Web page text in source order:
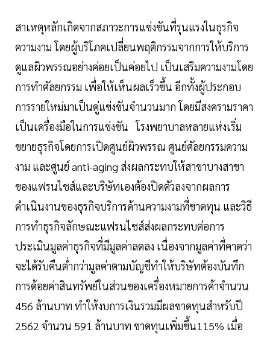
สาเหตุหลักเกิดจากสภาวะการแข่งขันที่รุนแรงในธุรกิจ
ความงาม โดยผู้บริโภคเปลี่ยนพฤติกรรมจากการให้บริการ
ดูแลผิวพรรณอย่างค่อยเป็นค่อยไป เป็นเสริมความงามโดย
การทำศัลยกรรม เพื่อให้เห็นผลเร็วขึ้น อีกทั้งผู้ประกอบ
การรายใหม่มาเป็นคู่แข่งขันจำนวนมาก โดยมีสงครามราคา
เป็นเครื่องมือในการแข่งขัน โรงพยาบาลหลายแห่งเริ่ม
ขยายธุรกิจโดยการเปิดศูนย์ผิวพรรณ ศูนย์ศัลยกรรมความ
งาม และศูนย์ anti-aging ส่งผลกระทบให้สาขาบางสาขา
ของแฟรนไชส์และบริษัทเองต้องปิดตัวลงจากผลการ
ดำเนินงานของธุรกิจบริการด้านความงามที่ขาดทุน และวิธี
การทำธุรกิจลักษณะแฟรนไชส์ส่งผลกระทบต่อการ
ประเมินมูลค่าธุรกิจที่มีมูลค่าลดลง เนื่องจากมูลค่าที่คาดว่า
จะได้รับคืนต่ำกว่ามูลค่าตามบัญชีทำให้บริษัทต้องบันทึก
การด้อยค่าสินทรัพย์ในส่วนของเครื่องหมายการค้าจำนวน
456 ล้านบาท ทำให้งบการเงินรวมมีผลขาดทุนสำหรับปี
2562 จำนวน 591 ล้านบาท ขาดทุนเพิ่มขึ้น115% เมื่อ